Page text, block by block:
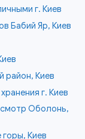
г. Киев
Бабий Яр, Киев
район, Киев
г. Киев
Оболонь,
Киев